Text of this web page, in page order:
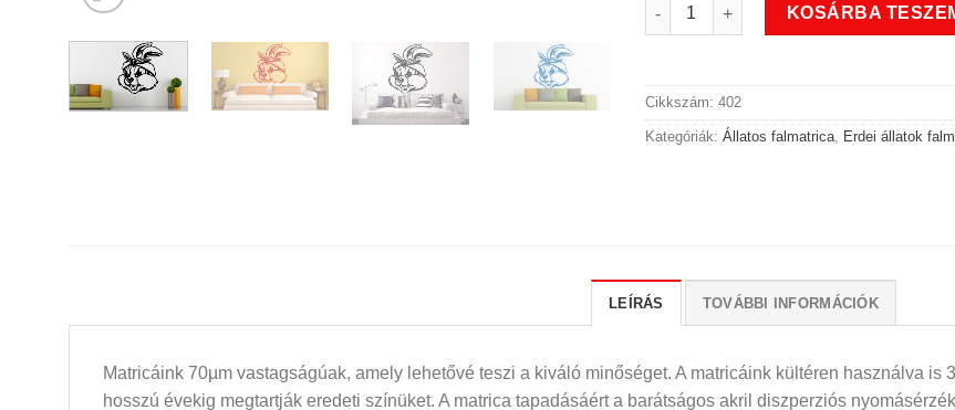
KOSÁRBA
Cikkszám: 402
Kategóriák: Állatos falmatrica, Erdei állatok
LEÍRÁS TOVÁBBI INFORMÁCIÓK
Matricáink 70µm vastagságúak, amely lehetővé teszi a kiváló minőséget. A matricáink kültéren használva
hosszú évekig megtartják eredeti színüket. A matrica tapadásáért a barátságos akril diszperziós